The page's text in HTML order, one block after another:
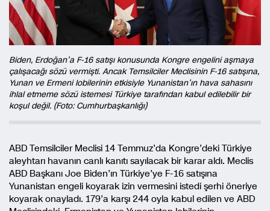
Biden, Erdoğan’a F-16 satışı konusunda Kongre engelini aşmaya
çalışacağı sözü vermişti. Ancak Temsilciler Meclisinin F-16 satışına,
Yunan ve Ermeni lobilerinin etkisiyle Yunanistan’ın hava sahasını
ihlal etmeme sözü istemesi Türkiye tarafından kabul edilebilir bir
koşul değil. (Foto: Cumhurbaşkanlığı)
ABD Temsilciler Meclisi 14 Temmuz’da Kongre’deki Türkiye
aleyhtarı havanın canlı kanıtı sayılacak bir karar aldı. Meclis
ABD Başkanı Joe Biden’ın Türkiye’ye F-16 satışına
Yunanistan engeli koyarak izin vermesini istedi şerhi öneriye
koyarak onayladı. 179’a karşı 244 oyla kabul edilen ve ABD